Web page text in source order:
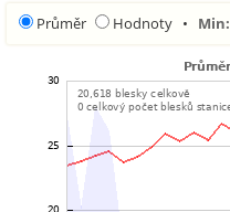
Průměr Hodnoty • Min: